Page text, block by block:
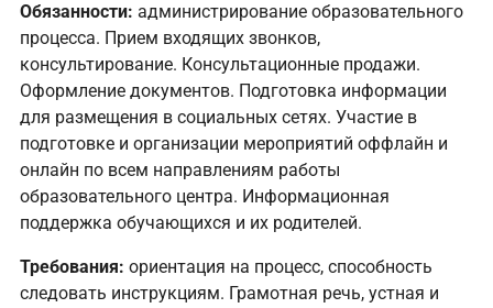
Обязанности: администрирование образовательного
процесса. Прием входящих звонков,
консультирование. Консультационные продажи.
Оформление документов. Подготовка информации
для размещения в социальных сетях. Участие в
подготовке и организации мероприятий оффлайн и
онлайн по всем направлениям работы
образовательного центра. Информационная
поддержка обучающихся и их родителей.
Требования: ориентация на процесс, способность
следовать инструкциям. Грамотная речь, устная и